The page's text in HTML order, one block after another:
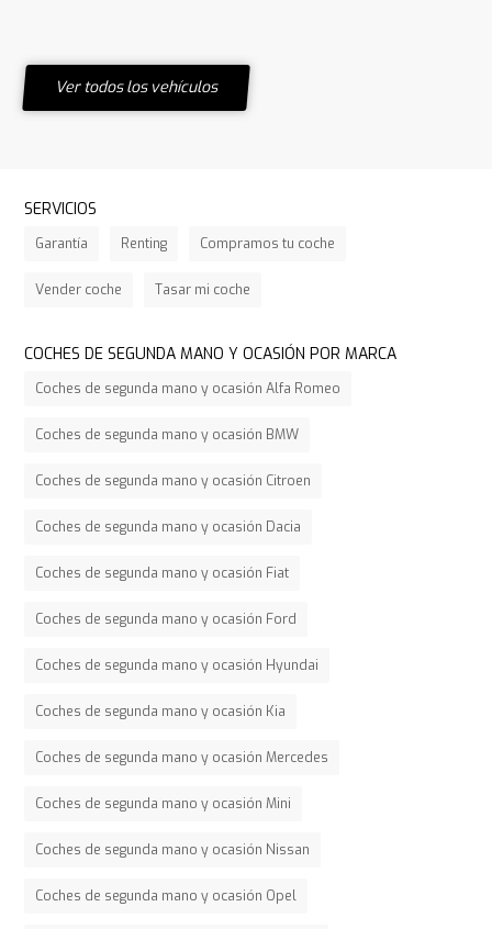
Ver todos los vehículos
SERVICIOS
Garantía Renting Compramos tu coche
Vender coche Tasar mi coche
COCHES DE SEGUNDA MANO Y OCASIÓN POR MARCA
Coches de segunda mano y ocasión Alfa Romeo
Coches de segunda mano y ocasión BMW
Coches de segunda mano y ocasión Citroen
Coches de segunda mano y ocasión Dacia
Coches de segunda mano y ocasión Fiat
Coches de segunda mano y ocasión Ford
Coches de segunda mano y ocasión Hyundai
Coches de segunda mano y ocasión Kia
Coches de segunda mano y ocasión Mercedes
Coches de segunda mano y ocasión Mini
Coches de segunda mano y ocasión Nissan
Coches de segunda mano y ocasión Opel